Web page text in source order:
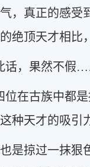
，真正的感受
绝顶天才相比
话，果然不假
位在古族中都
种天才的吸引
是掠过一抹狠